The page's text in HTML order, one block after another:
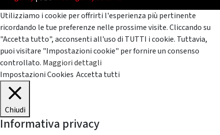
Utilizziamo i cookie per offrirti l'esperienza più pertinente
ricordando le tue preferenze nelle prossime visite. Cliccando su
"Accetta tutto", acconsenti all'uso di TUTTI i cookie. Tuttavia,
puoi visitare "Impostazioni cookie" per fornire un consenso
controllato. Maggiori dettagli
Impostazioni Cookies Accetta tutti
Chiudi
Informativa privacy